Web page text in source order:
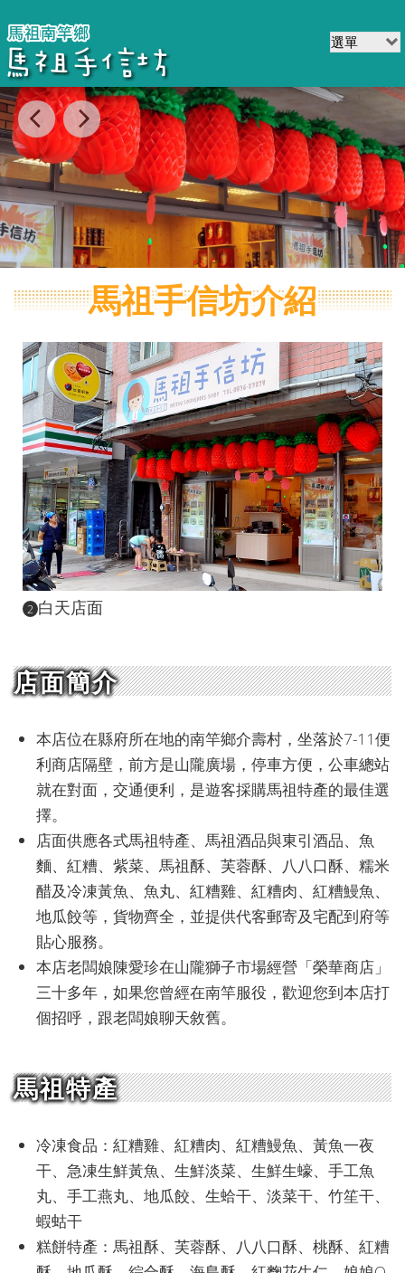
馬祖手信坊介紹
2 白天店面
店面簡介
本店位在縣府所在地的南竿鄉介壽村，坐落於7-11便
利商店隔壁，前方是山隴廣場，停車方便，公車總站
就在對面，交通便利，是遊客採購馬祖特產的最佳選
擇。
店面供應各式馬祖特產、馬祖酒品與東引酒品、魚
麵、紅糟、紫菜、馬祖酥、芙蓉酥、八八口酥、糯米
醋及冷凍黃魚、魚丸、紅糟雞、紅糟肉、紅糟鰻魚、
地瓜餃等，貨物齊全，並提供代客郵寄及宅配到府等
貼心服務。
本店老闆娘陳愛珍在山隴獅子市場經營「榮華商店」
三十多年，如果您曾經在南竿服役，歡迎您到本店打
個招呼，跟老闆娘聊天敘舊。
馬祖特產
冷凍食品：紅糟雞、紅糟肉、紅糟鰻魚、黃魚一夜
干、急凍生鮮黃魚、生鮮淡菜、生鮮生蠔、手工魚
丸、手工燕丸、地瓜餃、生蛤干、淡菜干、竹笙干、
蝦蛄干
糕餅特產：馬祖酥、芙蓉酥、八八口酥、桃酥、紅糟